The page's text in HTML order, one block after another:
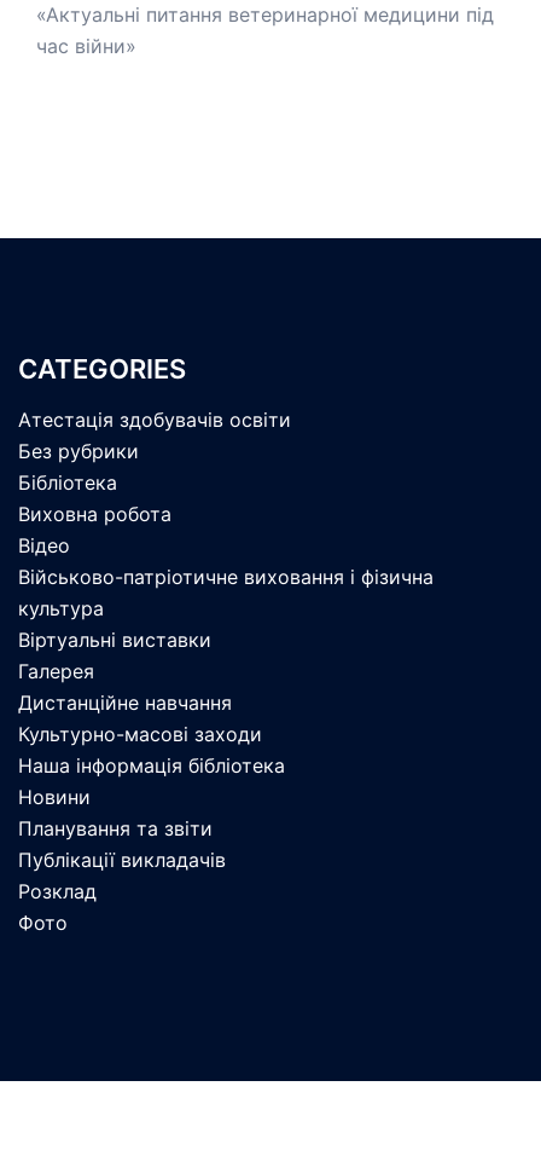
«Актуальні питання ветеринарної медицини під
час війни»
CATEGORIES
Атестація здобувачів освіти
Без рубрики
Бібліотека
Виховна робота
Відео
Військово-патріотичне виховання і фізична
культура
Віртуальні виставки
Галерея
Дистанційне навчання
Культурно-масові заходи
Наша інформація бібліотека
Новини
Планування та звіти
Публікації викладачів
Розклад
Фото